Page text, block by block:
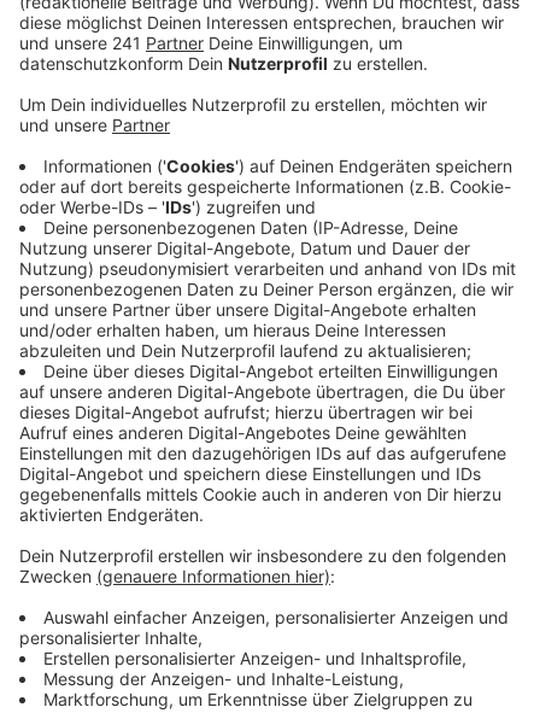
Anzeige
Rheinland entstanden sind oder von Rheinländern
fotografiert wurden. Besonders in Frage kommen
dabei Bilder von den ,,Autofreien Sonntagen‘‘, die es im
November und Dezember 1973 gab. Das Museum
sucht speziell Fotos von leeren Autobahnen oder
Menschen, die die Autobahnen alternativ genutzt
haben. Die Fotos sollten wenn möglich als Originale
eingereicht werden. Im Anschluss an die Bearbeitung
werden diese sofort zurückgeschickt, so das Museum.
Einsendeschluss ist Mitte März.
Bei Zusendung von Fotos per E-Mail sollte auf eine
möglichst hohe Auflösung (mindestens 300 dpi)
2023.
Kontakt für Zeitzeugen: LVR-Freilichtmuseum
Kommern, Auf dem Kahlenbusch, 53894 Mechernich-
Kommern oder kommern.presse@lvr.de